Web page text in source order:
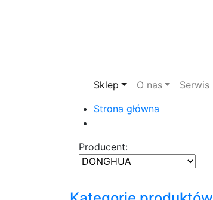
Sklep O nas Serwis
Strona główna
Producent: